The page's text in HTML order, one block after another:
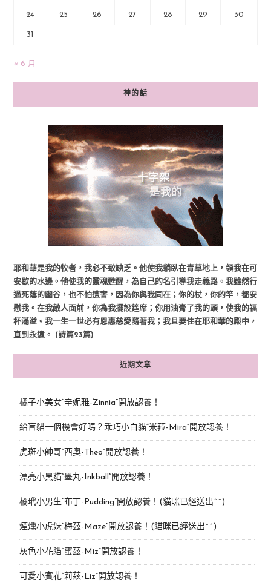
24 25 26 27 28 29 30
31
« 6 月
神的話
耶和華是我的牧者，我必不致缺乏。他使我躺臥在青草地上，領我在可
安歇的水邊。他使我的靈魂甦醒，為自己的名引導我走義路。我雖然行
過死蔭的幽谷，也不怕遭害，因為你與我同在；你的杖，你的竿，都安
慰我。在我敵人面前，你為我擺設筵席；你用油膏了我的頭，使我的福
杯滿溢。我一生一世必有恩惠慈愛隨著我；我且要住在耶和華的殿中，
直到永遠。 (詩篇23篇)
近期文章
橘子小美女“辛妮雅-Zinnia”開放認養！
給盲貓一個機會好嗎？乖巧小白貓“米菈-Mira”開放認養！
虎斑小帥哥“西奧-Theo”開放認養！
漂亮小黑貓“墨丸-Inkball”開放認養！
橘玳小男生“布丁-Pudding”開放認養！(貓咪已經送出^^)
煙燻小虎妹“梅茲-Maze”開放認養！(貓咪已經送出^^)
灰色小花貓“蜜茲-Miz”開放認養！
可愛小賓花“莉茲-Liz”開放認養！